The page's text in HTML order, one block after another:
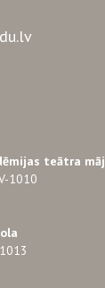
teātra
1010